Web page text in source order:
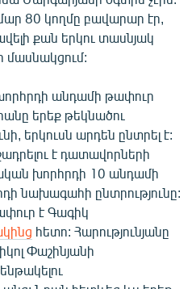
80 կողմը բավարար էր,
քան երկու տասնյակ
մասնակցում:
անդամի թափուր
երեք թեկնածու
երկուսն արդեն ընտրել է:
է դատավորների
խորհրդի 10 անդամի
նախագահի ընտրությունը:
է Գագիկ
հետո: Հարությունյանը
Փաշինյանի